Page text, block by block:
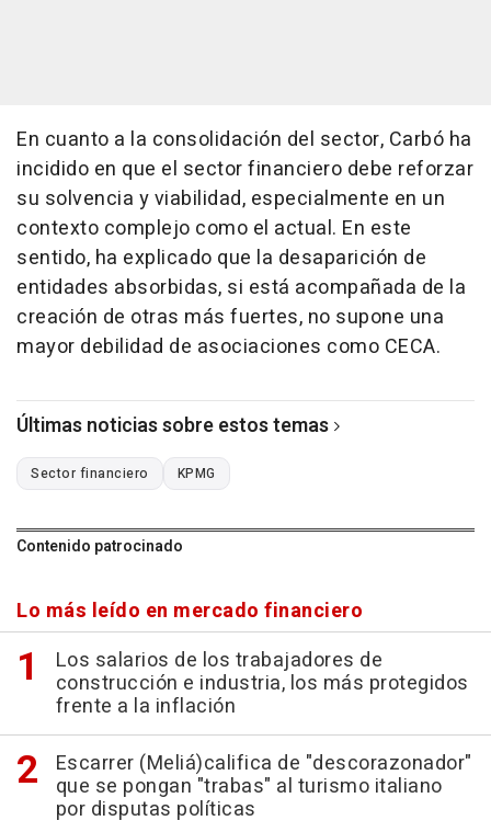
En cuanto a la consolidación del sector, Carbó ha
incidido en que el sector financiero debe reforzar
su solvencia y viabilidad, especialmente en un
contexto complejo como el actual. En este
sentido, ha explicado que la desaparición de
entidades absorbidas, si está acompañada de la
creación de otras más fuertes, no supone una
mayor debilidad de asociaciones como CECA.
Últimas noticias sobre estos temas
Sector financiero KPMG
Contenido patrocinado
Lo más leído en mercado financiero
Los salarios de los trabajadores de
construcción e industria, los más protegidos
frente a la inflación
Escarrer (Meliá)califica de "descorazonador"
que se pongan "trabas" al turismo italiano
por disputas políticas